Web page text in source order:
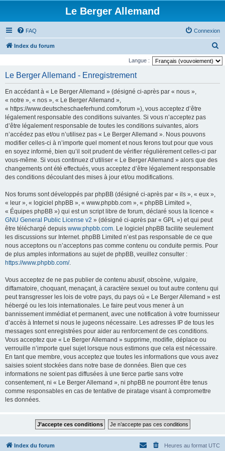
Le Berger Allemand
FAQ Connexion
Index du forum
e
Langue :
Le Berger Allemand - Enregistrement
En accédant à « Le Berger Allemand » (désigné ci-après par « nous »,
« notre », « nos », « Le Berger Allemand »,
« https://www.deutscheschaeferhund.com/forum »), vous acceptez d’être
légalement responsable des conditions suivantes. Si vous n’acceptez pas
d’être légalement responsable de toutes les conditions suivantes, alors
n’accédez pas et/ou n’utilisez pas « Le Berger Allemand ». Nous pouvons
modifier celles-ci à n’importe quel moment et nous ferons tout pour que vous
en soyez informé, bien qu’il soit prudent de vérifier régulièrement celles-ci par
vous-même. Si vous continuez d’utiliser « Le Berger Allemand » alors que des
changements ont été effectués, vous acceptez d’être légalement responsable
des conditions découlant des mises à jour et/ou modifications.
Nos forums sont développés par phpBB (désigné ci-après par « ils », « eux »,
« leur », « logiciel phpBB », « www.phpbb.com », « phpBB Limited »,
« Équipes phpBB ») qui est un script libre de forum, déclaré sous la licence «
GNU General Public License v2 » (désigné ci-après par « GPL ») et qui peut
être téléchargé depuis www.phpbb.com. Le logiciel phpBB facilite seulement
les discussions sur Internet. phpBB Limited n’est pas responsable de ce que
nous acceptons ou n’acceptons pas comme contenu ou conduite permis. Pour
de plus amples informations au sujet de phpBB, veuillez consulter :
https://www.phpbb.com/.
Vous acceptez de ne pas publier de contenu abusif, obscène, vulgaire,
diffamatoire, choquant, menaçant, à caractère sexuel ou tout autre contenu qui
peut transgresser les lois de votre pays, du pays où « Le Berger Allemand » est
hébergé ou les lois internationales. Le faire peut vous mener à un
bannissement immédiat et permanent, avec une notification à votre fournisseur
d’accès à Internet si nous le jugeons nécessaire. Les adresses IP de tous les
messages sont enregistrées pour aider au renforcement de ces conditions.
Vous acceptez que « Le Berger Allemand » supprime, modifie, déplace ou
verrouille n’importe quel sujet lorsque nous estimons que cela est nécessaire.
En tant que membre, vous acceptez que toutes les informations que vous avez
saisies soient stockées dans notre base de données. Bien que ces
informations ne soient pas diffusées à une tierce partie sans votre
consentement, ni « Le Berger Allemand », ni phpBB ne pourront être tenus
comme responsables en cas de tentative de piratage visant à compromettre
les données.
Index du forum Heures au format UTC